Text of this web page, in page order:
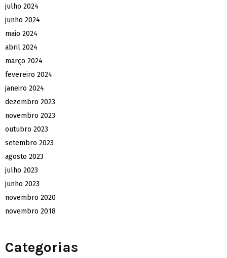
julho 2024
junho 2024
maio 2024
abril 2024
março 2024
fevereiro 2024
janeiro 2024
dezembro 2023
novembro 2023
outubro 2023
setembro 2023
agosto 2023
julho 2023
junho 2023
novembro 2020
novembro 2018
Categorias